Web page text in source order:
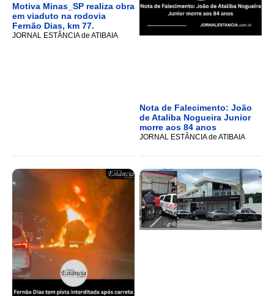
Motiva Minas_SP realiza obra
em viaduto na rodovia
Fernão Dias, km 77.
JORNAL ESTÂNCIA de ATIBAIA
Nota de Falecimento: João
de Ataliba Nogueira Junior
morre aos 84 anos
JORNAL ESTÂNCIA de ATIBAIA